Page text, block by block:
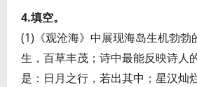
4.填空。
(1)《观沧海》中展现海岛生机勃勃
生，百草丰茂；诗中最能反映诗人
是：日月之行，若出其中；星汉灿